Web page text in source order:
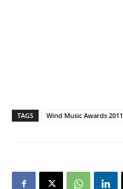
TAGS Wind Music Awards 2011